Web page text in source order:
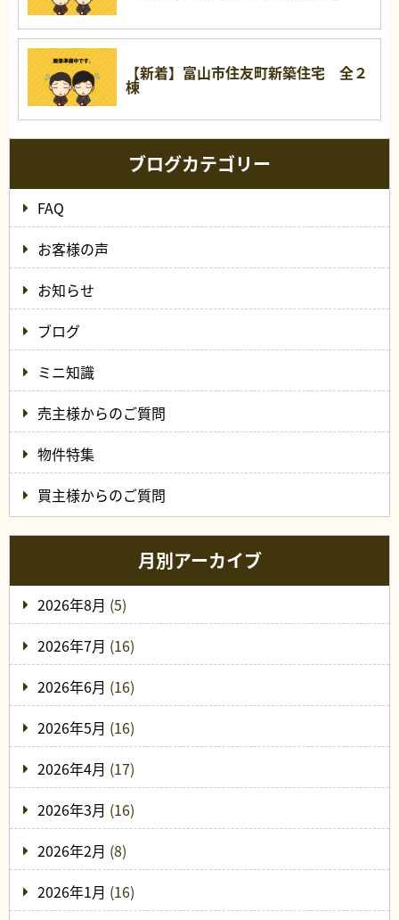
【新着】富山市住友町新築住宅 全２
棟
ブログカテゴリー
FAQ
お客様の声
お知らせ
ブログ
ミニ知識
売主様からのご質問
物件特集
買主様からのご質問
月別アーカイブ
2026年8月 (5)
2026年7月 (16)
2026年6月 (16)
2026年5月 (16)
2026年4月 (17)
2026年3月 (16)
2026年2月 (8)
2026年1月 (16)